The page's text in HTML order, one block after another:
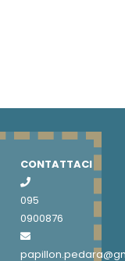
CONTATTACI
095
0900876